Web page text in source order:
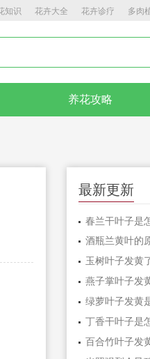
知识 花卉大全 花卉诊疗 多肉
养花攻略
最新更新
春兰干叶子是
酒瓶兰黄叶的
燕子掌叶子发
绿萝叶子发黄
丁香干叶子是